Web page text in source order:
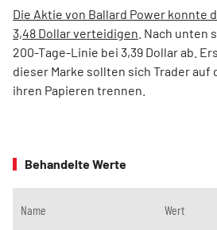
Die Aktie von Ballard Power konnte
3,48 Dollar verteidigen . Nach
200-Tage-Linie bei 3,39 Dollar ab.
dieser Marke sollten sich Trader auf
ihren Papieren trennen.
Behandelte Werte
Name Wert